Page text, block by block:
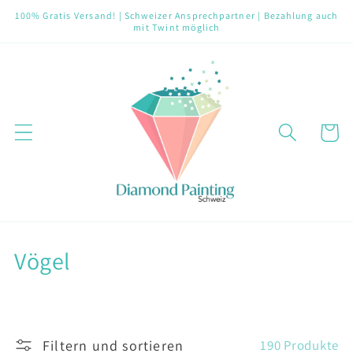
zum
100% Gratis Versand! | Schweizer Ansprechpartner | Bezahlung auch
mit Twint möglich
K
Vögel
Filtern und sortieren 190 Produkte